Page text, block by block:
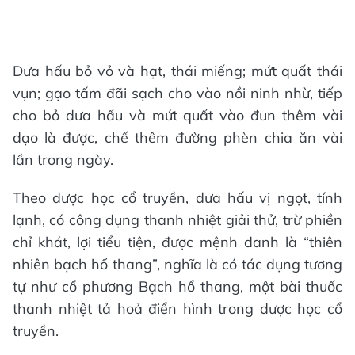
Dưa hấu bỏ vỏ và hạt, thái miếng; mứt quất thái
vụn; gạo tấm đãi sạch cho vào nồi ninh nhừ, tiếp
cho bỏ dưa hấu và mứt quất vào đun thêm vài
dạo là được, chế thêm đường phèn chia ăn vài
lần trong ngày.
Theo dược học cổ truyền, dưa hấu vị ngọt, tính
lạnh, có công dụng thanh nhiệt giải thử, trừ phiền
chỉ khát, lợi tiểu tiện, được mệnh danh là “thiên
nhiên bạch hổ thang”, nghĩa là có tác dụng tương
tự như cổ phương Bạch hổ thang, một bài thuốc
thanh nhiệt tả hoả điển hình trong dược học cổ
truyền.